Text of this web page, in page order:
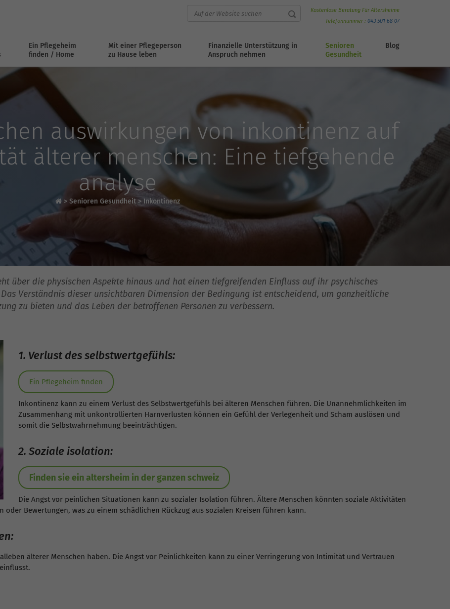
Kostenlose Beratung Für Altersheime
Telefonnummer : 043 501 68 07
Ein Pflegeheim
finden / Home
Mit einer Pflegeperson
zu Hause leben
Finanzielle Unterstützung in
Anspruch nehmen
Senioren
Gesundheit
Blog
auswirkungen von inkontinenz auf
älterer menschen: Eine tiefgehende
analyse
> Senioren Gesundheit > Inkontinenz
über die physischen Aspekte hinaus und hat einen tiefgreifenden Einfluss auf ihr psychisches
Verständnis dieser unsichtbaren Dimension der Bedingung ist entscheidend, um ganzheitliche
zu bieten und das Leben der betroffenen Personen zu verbessern.
1. Verlust des selbstwertgefühls:
Ein Pflegeheim finden
Inkontinenz kann zu einem Verlust des Selbstwertgefühls bei älteren Menschen führen. Die Unannehmlichkeiten im
Zusammenhang mit unkontrollierten Harnverlusten können ein Gefühl der Verlegenheit und Scham auslösen und
somit die Selbstwahrnehmung beeinträchtigen.
2. Soziale isolation:
Finden sie ein altersheim in der ganzen schweiz
Die Angst vor peinlichen Situationen kann zu sozialer Isolation führen. Ältere Menschen könnten soziale Aktivitäten
Bewertungen, was zu einem schädlichen Rückzug aus sozialen Kreisen führen kann.
älterer Menschen haben. Die Angst vor Peinlichkeiten kann zu einer Verringerung von Intimität und Vertrauen